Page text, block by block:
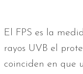
El FPS es la
rayos UVB el
coinciden en que